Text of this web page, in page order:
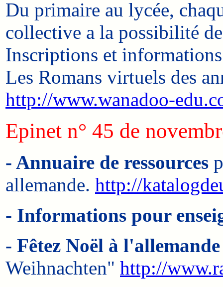
Du primaire au lycée,
collective a la possibilité
Inscriptions et
Les Romans virtuels des
http://www.wanadoo-
Epinet n° 45 de
- Annuaire de ressources
allemande. http://
- Informations pour
- Fêtez Noël à
Weihnachten" http://